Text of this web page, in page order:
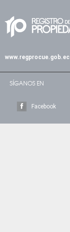
www.regprocue.gob.ec
SÍGANOS EN
Facebook